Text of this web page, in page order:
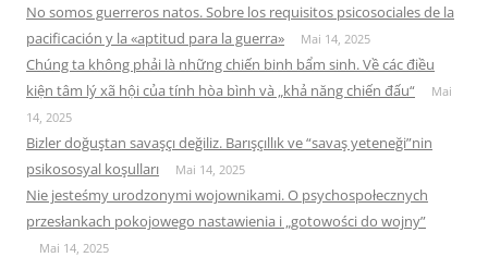
No somos guerreros natos. Sobre los requisitos psicosociales de la
pacificación y la «aptitud para la guerra»
Mai 14, 2025
Chúng ta không phải là những chiến binh bẩm sinh. Về các điều
kiện tâm lý xã hội của tính hòa bình và „khả năng chiến đấu“
Mai
14, 2025
Bizler doğuştan savaşçı değiliz. Barışçıllık ve “savaş yeteneği”nin
psikososyal koşulları
Mai 14, 2025
Nie jesteśmy urodzonymi wojownikami. O psychospołecznych
przesłankach pokojowego nastawienia i „gotowości do wojny”
Mai 14, 2025